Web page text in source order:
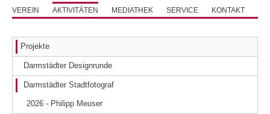
VEREIN AKTIVITÄTEN MEDIATHEK SERVICE KONTAKT
Projekte
Darmstädter Designrunde
Darmstädter Stadtfotograf
2026 - Philipp Meuser